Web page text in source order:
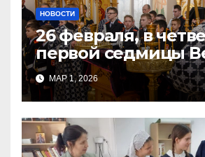
НОВОСТИ
26 февраля, в
первой седмицы
Поста, в Свято-
храме состоялось
МАР 1, 2026